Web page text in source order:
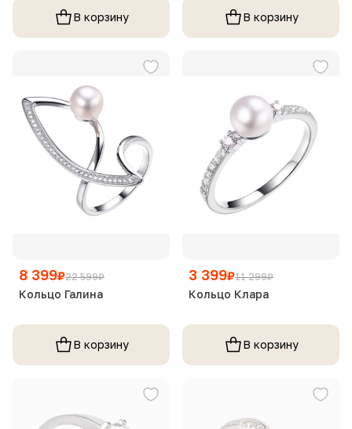
В корзину В корзину
8 399₽22 599₽
Кольцо Галина
В корзину
3 399₽11 299₽
Кольцо Клара
В корзину